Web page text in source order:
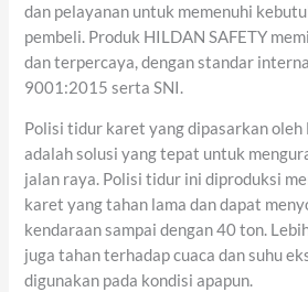
dan pelayanan untuk memenuhi
pembeli. Produk HILDAN SAFETY
dan terpercaya, dengan standar
9001:2015 serta SNI.
Polisi tidur karet yang dipasarkan oleh
adalah solusi yang tepat untuk
jalan raya. Polisi tidur ini diproduksi
karet yang tahan lama dan dapat
kendaraan sampai dengan 40 ton.
juga tahan terhadap cuaca dan suhu
digunakan pada kondisi apapun.